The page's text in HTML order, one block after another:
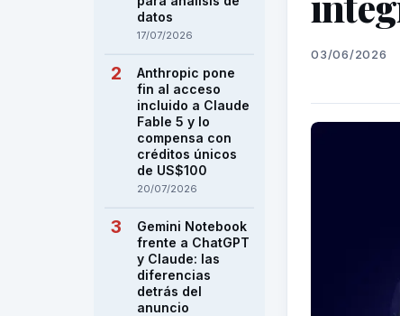
datos
17/07/2026
Anthropic pone
fin al acceso
incluido a Claude
Fable 5 y lo
compensa con
créditos únicos
de US$100
20/07/2026
Gemini Notebook
frente a ChatGPT
y Claude: las
diferencias
detrás del
anuncio
03/06/2026